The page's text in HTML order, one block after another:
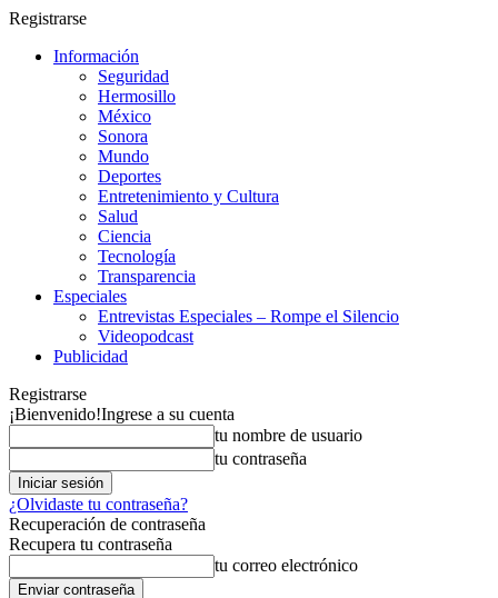
Registrarse
Información
Seguridad
Hermosillo
México
Sonora
Mundo
Deportes
Entretenimiento y Cultura
Salud
Ciencia
Tecnología
Transparencia
Especiales
Entrevistas Especiales – Rompe el Silencio
Videopodcast
Publicidad
Registrarse
¡Bienvenido!Ingrese a su cuenta
tu nombre de usuario
tu contraseña
¿Olvidaste tu contraseña?
Recuperación de contraseña
Recupera tu contraseña
tu correo electrónico